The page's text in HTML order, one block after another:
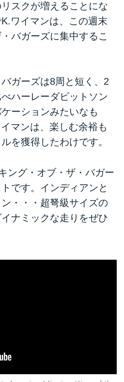
スクが増えることにな
ワイマンは、この週末
バガーズに集中するこ
ガーズは8周と短く、2
ハーレーダビットソン
ーションみたいなも
マンは、楽しむ余裕も
を獲得したわけです。
ング・オブ・ザ・バガー
です。インディアンと
・・・超弩級サイズの
ナミックな走りをぜひ